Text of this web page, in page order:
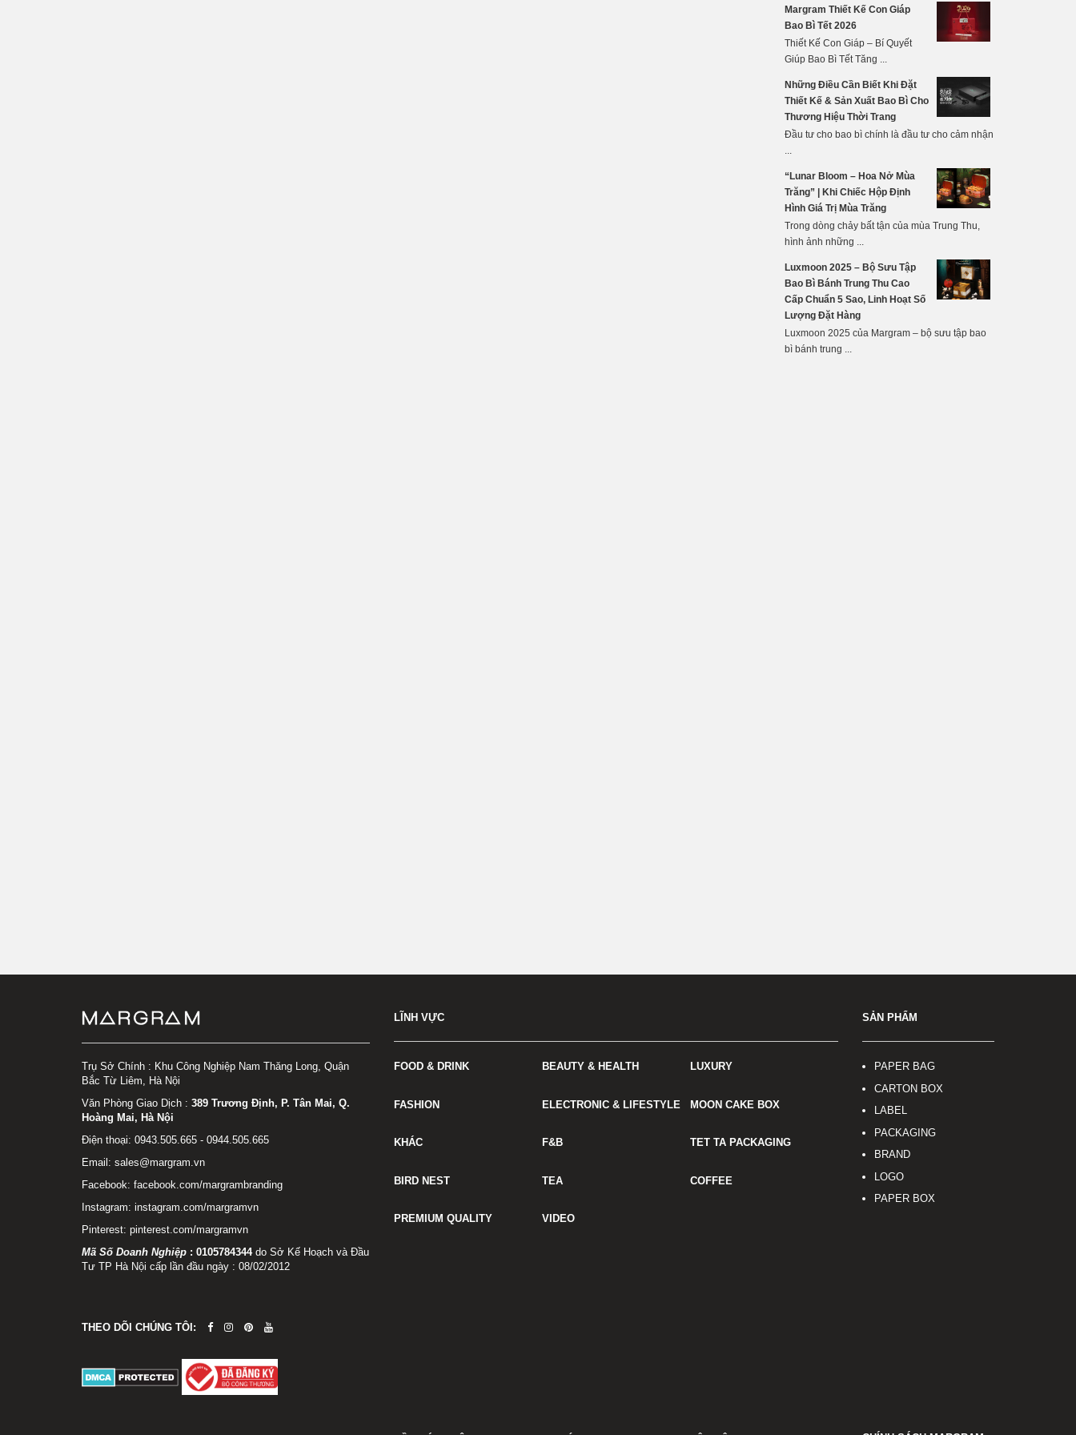
Margram Thiết Kế Con Giáp
Bao Bì Tết 2026
Thiết Kế Con Giáp – Bí Quyết
Giúp Bao Bì Tết Tăng ...
Những Điều Cần Biết Khi Đặt
Thiết Kế & Sản Xuất Bao Bì Cho
Thương Hiệu Thời Trang
Đầu tư cho bao bì chính là đầu tư cho cảm nhận
...
“Lunar Bloom – Hoa Nở Mùa
Trăng” | Khi Chiếc Hộp Định
Hình Giá Trị Mùa Trăng
Trong dòng chảy bất tận của mùa Trung Thu,
hình ảnh những ...
Luxmoon 2025 – Bộ Sưu Tập
Bao Bì Bánh Trung Thu Cao
Cấp Chuẩn 5 Sao, Linh Hoạt Số
Lượng Đặt Hàng
Luxmoon 2025 của Margram – bộ sưu tập bao
bì bánh trung ...
Trụ Sở Chính : Khu Công Nghiệp Nam Thăng Long, Quận
Bắc Từ Liêm, Hà Nội
Văn Phòng Giao Dịch : 389 Trương Định, P. Tân Mai, Q.
Hoàng Mai, Hà Nội
Điện thoại: 0943.505.665 - 0944.505.665
Email: sales@margram.vn
Facebook: facebook.com/margrambranding
Instagram: instagram.com/margramvn
Pinterest: pinterest.com/margramvn
Mã Số Doanh Nghiệp : 0105784344do Sở Kế Hoạch và Đầu
Tư TP Hà Nội cấp lần đầu ngày : 08/02/2012
THEO DÕI CHÚNG TÔI:
LĨNH VỰC
FOOD & DRINK BEAUTY & HEALTH LUXURY
FASHION ELECTRONIC & LIFESTYLE MOON CAKE BOX
KHÁC F&B TET TA PACKAGING
BIRD NEST TEA COFFEE
PREMIUM QUALITY VIDEO
SẢN PHẨM
PAPER BAG
CARTON BOX
LABEL
PACKAGING
BRAND
LOGO
PAPER BOX